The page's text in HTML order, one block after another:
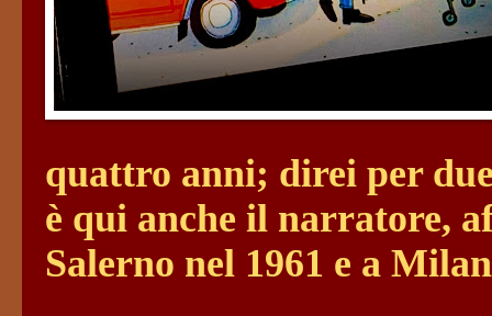
quattro anni; direi per
è qui anche il narratore,
Salerno nel 1961 e a